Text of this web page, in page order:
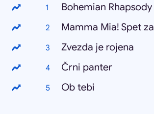
Bohemian Rhapsody
Mamma Mia! Spet
Zvezda je rojena
Črni panter
Ob tebi